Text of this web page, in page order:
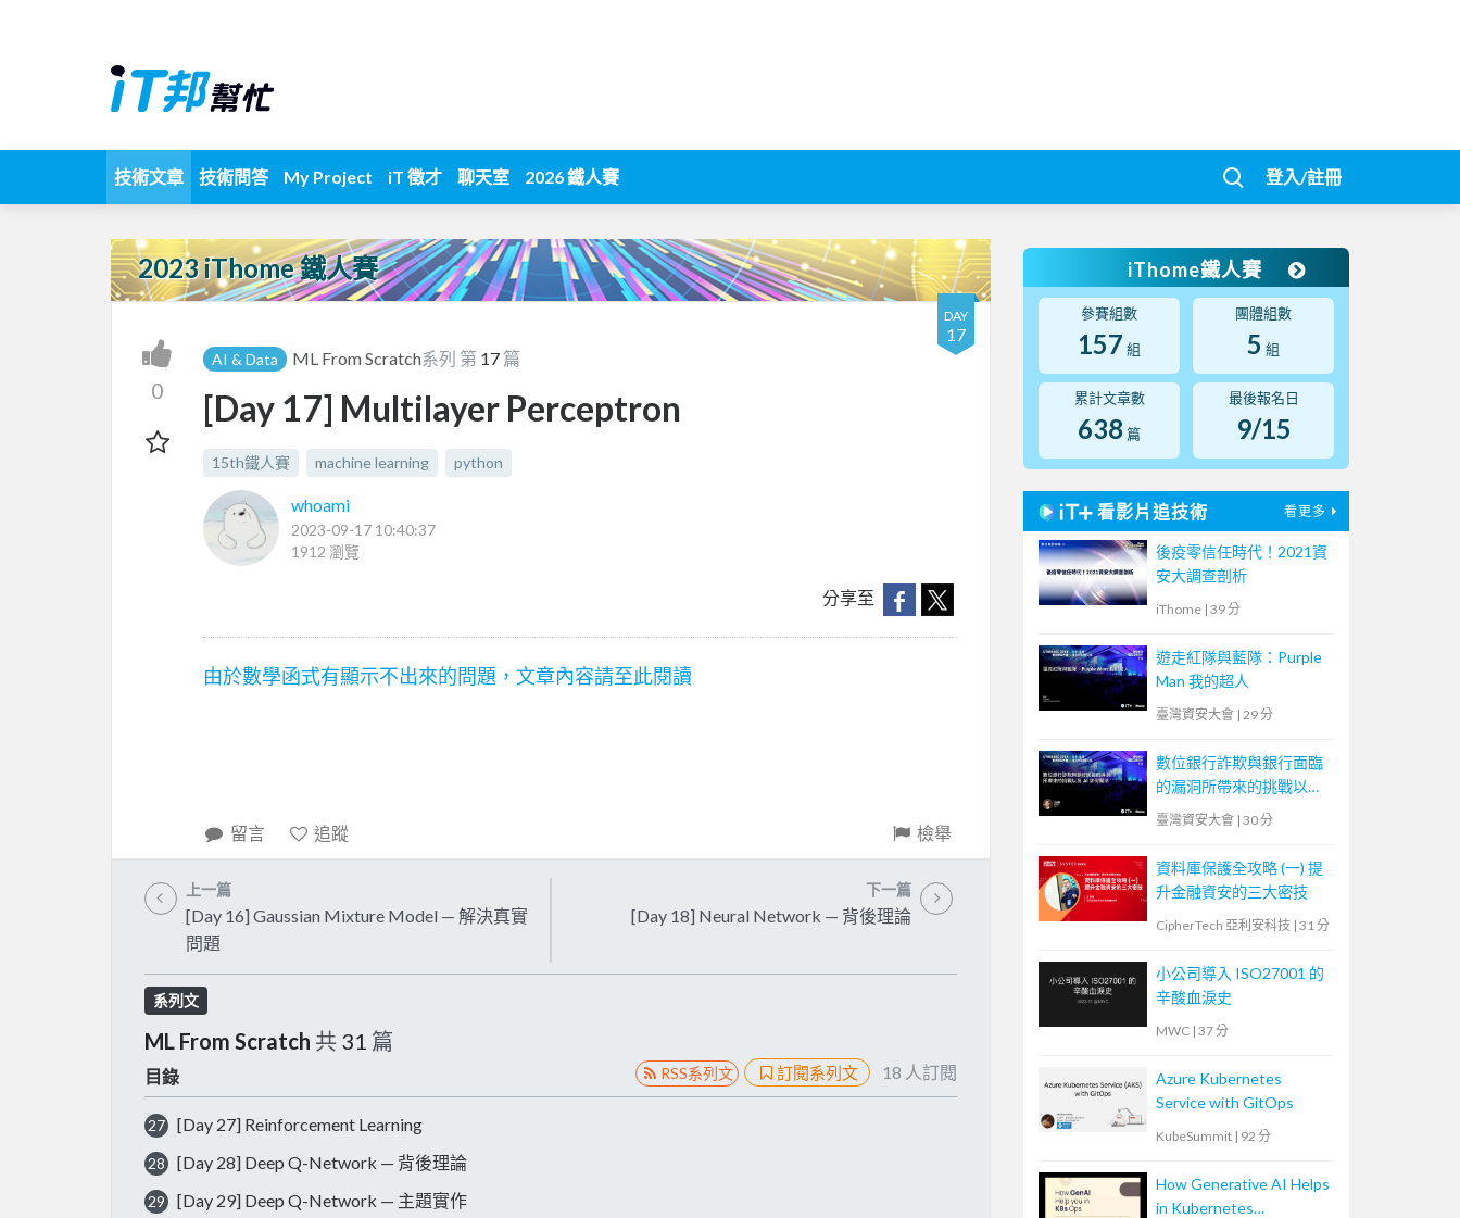
技術文章 技術問答 My Project iT 徵才 聊天室 2026 鐵人賽 登入/註冊
2023 iThome 鐵人賽
DAY
17
0
AI & Data ML From Scratch系列 第 17 篇
[Day 17] Multilayer Perceptron
15th鐵人賽 machine learning python
whoami
2023-09-17 10:40:37
1912 瀏覽
分享至
由於數學函式有顯示不出來的問題，文章內容請至此閱讀
留言 追蹤 檢舉
上一篇
[Day 16] Gaussian Mixture Model — 解決真實
問題
下一篇
[Day 18] Neural Network — 背後理論
系列文
ML From Scratch 共 31 篇
目錄 RSS系列文 訂閱系列文 18 人訂閱
27 [Day 27] Reinforcement Learning
28 [Day 28] Deep Q-Network — 背後理論
29 [Day 29] Deep Q-Network — 主題實作
iThome鐵人賽
參賽組數
157 組
團體組數
5 組
累計文章數
638 篇
最後報名日
9/15
看影片追技術 看更多
後疫零信任時代！2021資
安大調查剖析
iThome | 39 分
遊走紅隊與藍隊：Purple
Man 我的超人
臺灣資安大會 | 29 分
數位銀行詐欺與銀行面臨
的漏洞所帶來的挑戰以及
AI 如何幫助
臺灣資安大會 | 30 分
資料庫保護全攻略 (一) 提
升金融資安的三大密技
CipherTech 亞利安科技 | 31 分
小公司導入 ISO27001 的
辛酸血淚史
MWC | 37 分
Azure Kubernetes
Service with GitOps
KubeSummit | 92 分
How Generative AI Helps
in Kubernetes